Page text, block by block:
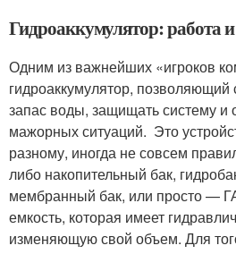
Гидроаккумулятор: работа
Одним из важнейших «игроков
гидроаккумулятор, позволяющий
запас воды, защищать систему и
мажорных ситуаций. Это
разному, иногда не совсем
либо накопительный бак,
мембранный бак, или просто —
емкость, которая имеет
изменяющую свой объем. Для